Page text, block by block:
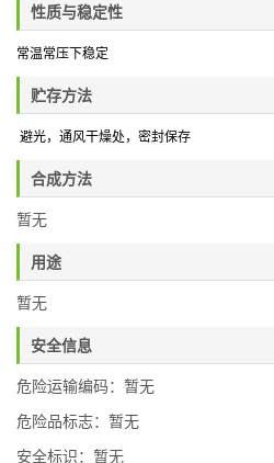
性质与稳定性
常温常压下稳定
贮存方法
避光，通风干燥处 ，密封保存
合成方法
暂无
用途
暂无
安全信息
危险运输编码：暂无
危险品标志：暂无
安全标识：暂无